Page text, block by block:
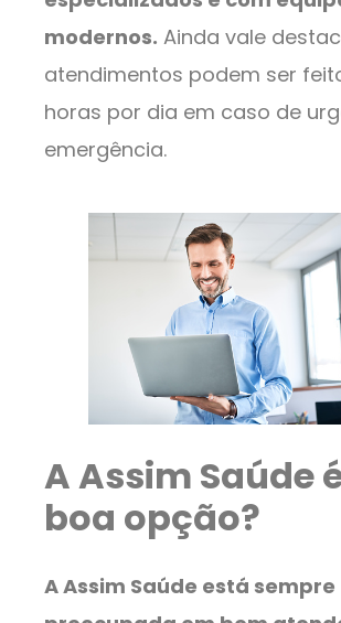
modernos. Ainda vale
atendimentos podem ser
horas por dia em caso de
emergência.
A Assim Saúde
boa opção?
A Assim Saúde está sempre